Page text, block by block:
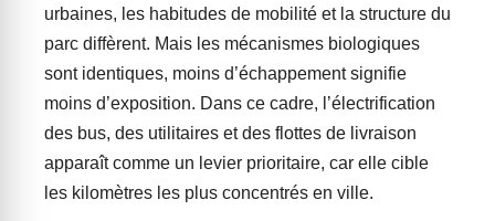
urbaines, les habitudes de mobilité et la structure du
parc diffèrent. Mais les mécanismes biologiques
sont identiques, moins d’échappement signifie
moins d’exposition. Dans ce cadre, l’électrification
des bus, des utilitaires et des flottes de livraison
apparaît comme un levier prioritaire, car elle cible
les kilomètres les plus concentrés en ville.